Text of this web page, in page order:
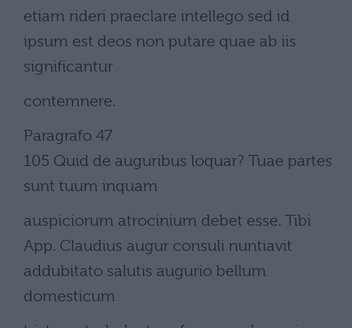
etiam rideri praeclare intellego sed id
ipsum est deos non putare quae ab iis
significantur
contemnere.
Paragrafo 47
105 Quid de auguribus loquar? Tuae partes
sunt tuum inquam
auspiciorum atrocinium debet esse. Tibi
App. Claudius augur consuli nuntiavit
addubitato salutis augurio bellum
domesticum